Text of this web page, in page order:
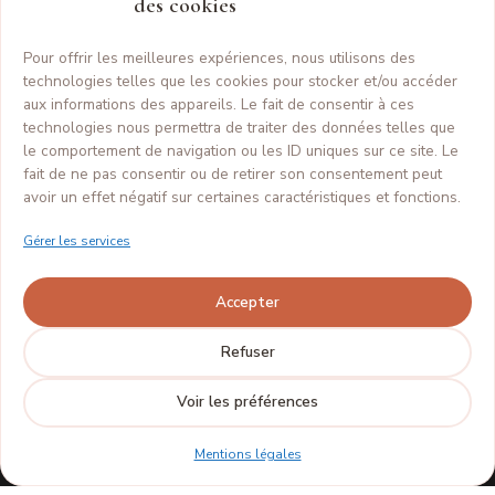
des cookies
Pour offrir les meilleures expériences, nous utilisons des
technologies telles que les cookies pour stocker et/ou accéder
aux informations des appareils. Le fait de consentir à ces
technologies nous permettra de traiter des données telles que
le comportement de navigation ou les ID uniques sur ce site. Le
fait de ne pas consentir ou de retirer son consentement peut
avoir un effet négatif sur certaines caractéristiques et fonctions.
Gérer les services
Accepter
Refuser
Voir les préférences
Mentions légales
FORMATIONS
Formation de Base
Perfectionnement
Coaching privé / Nail Art
NAVIGATION
La formatrice
Galerie
Résultats des formations
Contact
financements CPF/OPCO, le centre de Ploufragan
et bien plus. Comment puis-je vous aider ?